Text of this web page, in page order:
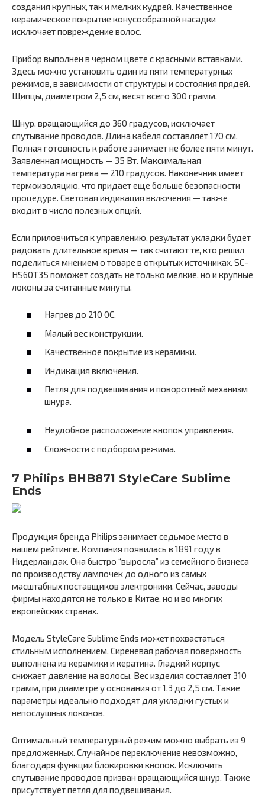
создания крупных, так и мелких кудрей. Качественное
керамическое покрытие конусообразной насадки
исключает повреждение волос.
Прибор выполнен в черном цвете с красными вставками.
Здесь можно установить один из пяти температурных
режимов, в зависимости от структуры и состояния прядей.
Щипцы, диаметром 2,5 см, весят всего 300 грамм.
Шнур, вращающийся до 360 градусов, исключает
спутывание проводов. Длина кабеля составляет 170 см.
Полная готовность к работе занимает не более пяти минут.
Заявленная мощность — 35 Вт. Максимальная
температура нагрева — 210 градусов. Наконечник имеет
термоизоляцию, что придает еще больше безопасности
процедуре. Световая индикация включения — также
входит в число полезных опций.
Если приловчиться к управлению, результат укладки будет
радовать длительное время — так считают те, кто решил
поделиться мнением о товаре в открытых источниках. SC-
HS60T35 поможет создать не только мелкие, но и крупные
локоны за считанные минуты.
Нагрев до 210 0С.
Малый вес конструкции.
Качественное покрытие из керамики.
Индикация включения.
Петля для подвешивания и поворотный механизм
шнура.
Неудобное расположение кнопок управления.
Сложности с подбором режима.
7 Philips BHB871 StyleCare Sublime
Ends
Продукция бренда Philips занимает седьмое место в
нашем рейтинге. Компания появилась в 1891 году в
Нидерландах. Она быстро “выросла” из семейного бизнеса
по производству лампочек до одного из самых
масштабных поставщиков электроники. Сейчас, заводы
фирмы находятся не только в Китае, но и во многих
европейских странах.
Модель StyleCare Sublime Ends может похвастаться
стильным исполнением. Сиреневая рабочая поверхность
выполнена из керамики и кератина. Гладкий корпус
снижает давление на волосы. Вес изделия составляет 310
грамм, при диаметре у основания от 1,3 до 2,5 см. Такие
параметры идеально подходят для укладки густых и
непослушных локонов.
Оптимальный температурный режим можно выбрать из 9
предложенных. Случайное переключение невозможно,
благодаря функции блокировки кнопок. Исключить
спутывание проводов призван вращающийся шнур. Также
присутствует петля для подвешивания.